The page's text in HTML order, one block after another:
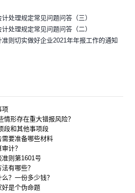
处理规定常见问题问答（三）
处理规定常见问题问答（二）
则切实做好企业2021年年报工作的通知
项
情形存在重大错报风险？
段和其他事项段
要准备哪些材料
计？
准则第1601号
有哪些？
？一份多少钱？
好是个伪命题